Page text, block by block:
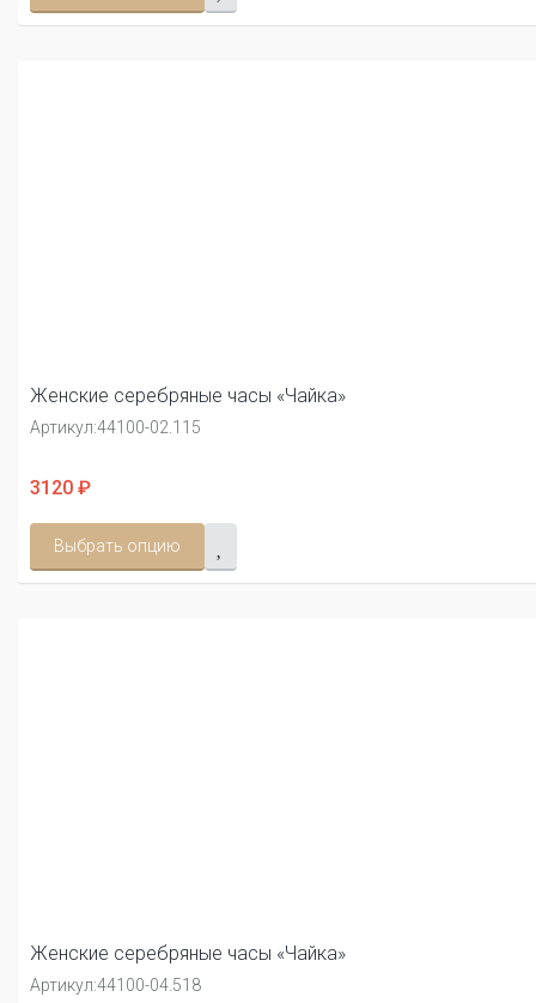
Женские серебряные часы «Чайка»
Артикул:44100-02.115
3120 ₽
Выбрать опцию
Женские серебряные часы «Чайка»
Артикул:44100-04.518